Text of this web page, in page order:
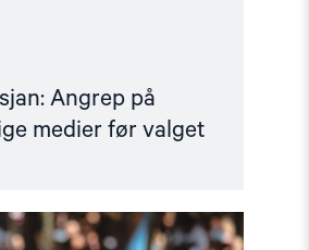
Angrep på
medier før valget
Read
article